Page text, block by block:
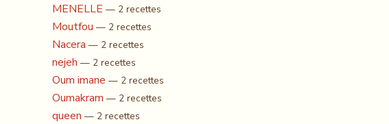
MENELLE — 2 recettes
Moutfou — 2 recettes
Nacera — 2 recettes
nejeh — 2 recettes
Oum imane — 2 recettes
Oumakram — 2 recettes
queen — 2 recettes